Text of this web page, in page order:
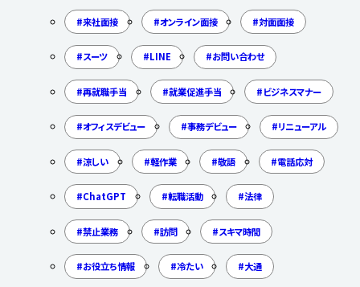
来社面接 オンライン面接 対面面接
スーツ LINE お問い合わせ
再就職手当 就業促進手当 ビジネスマナー
オフィスデビュー 事務デビュー リニューアル
涼しい 軽作業 敬語 電話応対
ChatGPT 転職活動 法律
禁止業務 訪問 スキマ時間
お役立ち情報 冷たい 大通